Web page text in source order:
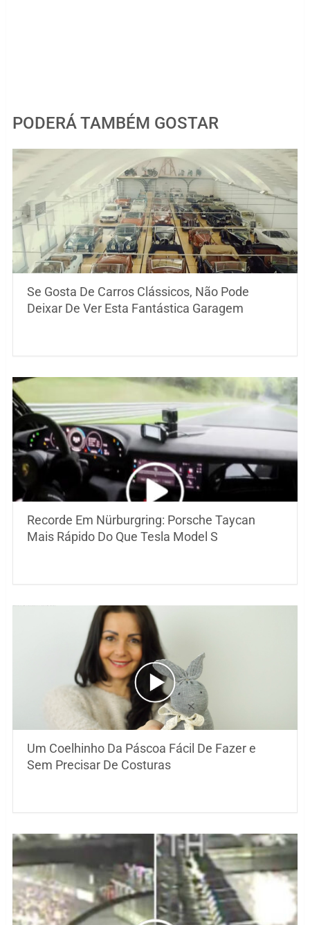
PODERÁ TAMBÉM GOSTAR
Se Gosta De Carros Clássicos, Não Pode
Deixar De Ver Esta Fantástica Garagem
Recorde Em Nürburgring: Porsche Taycan
Mais Rápido Do Que Tesla Model S
Um Coelhinho Da Páscoa Fácil De Fazer e
Sem Precisar De Costuras